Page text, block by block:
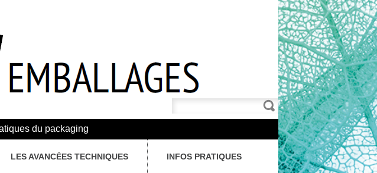
du packaging
LES AVANCÉES TECHNIQUES INFOS PRATIQUES